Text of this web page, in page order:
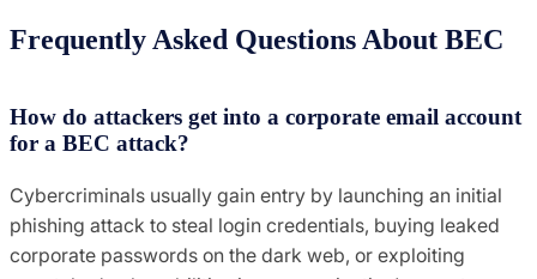
Frequently Asked Questions About BEC
How do attackers get into a corporate email account
for a BEC attack?
Cybercriminals usually gain entry by launching an initial
phishing attack to steal login credentials, buying leaked
corporate passwords on the dark web, or exploiting